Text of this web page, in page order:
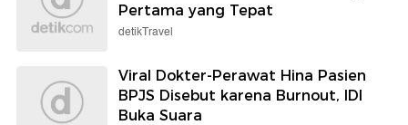
Pertama yang Tepat
detikTravel
Viral Dokter-Perawat Hina Pasien
BPJS Disebut karena Burnout, IDI
Buka Suara